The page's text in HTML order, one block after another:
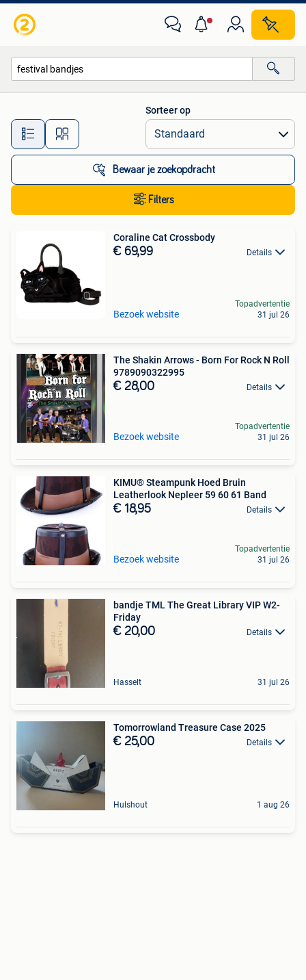
Alle afstanden…
Sorteer op
Bewaar je zoekopdracht
Filters
Coraline Cat Crossbody
€ 69,99 Details
Bezoek website
Topadvertentie
31 jul 26
The Shakin Arrows - Born For Rock N Roll
9789090322995
€ 28,00 Details
Bezoek website
Topadvertentie
31 jul 26
KIMU® Steampunk Hoed Bruin
Leatherlook Nepleer 59 60 61 Band
€ 18,95 Details
Bezoek website
Topadvertentie
31 jul 26
bandje TML The Great Library VIP W2-
Friday
€ 20,00 Details
Hasselt 31 jul 26
Tomorrowland Treasure Case 2025
€ 25,00 Details
Hulshout 1 aug 26